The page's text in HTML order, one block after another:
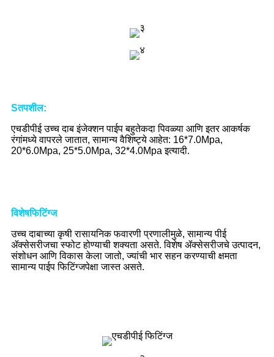
Sतपशील:
एचडीपीई उच्च दाब इंजेक्शन पाईप बहुतेकदा पिवळ्या आणि इतर आकर्षक
रंगांमध्ये वापरले जातात, सामान्य वैशिष्ट्ये आहेत: 16*7.0Mpa,
20*6.0Mpa, 25*5.0Mpa, 32*4.0Mpa इत्यादी.
विशेषफिटिंग्ज
उच्च दाबाच्या कृषी रासायनिक फवारणी प्रणालीमुळे, सामान्य पीई
ॲक्सेसरीजचा स्फोट होण्याची शक्यता असते. विशेष ॲक्सेसरीजचे उत्पादन,
संशोधन आणि विकास केला जातो, ज्यांची भार सहन करण्याची क्षमता
सामान्य पाईप फिटिंग्जपेक्षा जास्त असते.